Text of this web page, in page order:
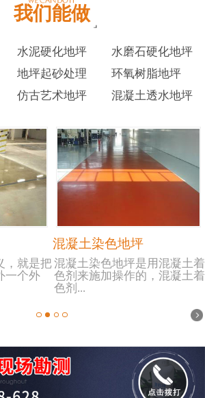
我们能做
水泥硬化地坪
水磨石硬化地坪
地坪起砂处理
环氧树脂地坪
仿古艺术地坪 混凝土透水地坪
，就是把
一个外
混凝土染色地坪
混凝土染色地坪是用混凝土着
色剂来施加操作的，混凝土着
色剂...